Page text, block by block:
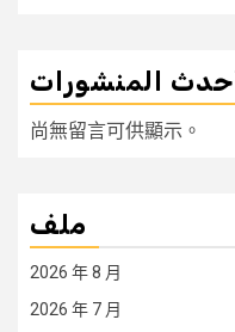
المنشورات
尚無留言可供顯示。
ملف
2026 年 8 月
2026 年 7 月